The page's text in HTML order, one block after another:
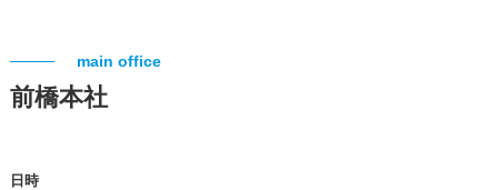
main office
前橋本社
日時